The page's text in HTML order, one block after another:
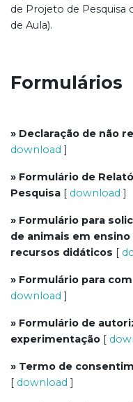
de Projeto de Pesquisa
de Aula).
Formulários
» Declaração de não
download ]
» Formulário de
Pesquisa [ download ]
» Formulário para
de animais em
recursos didáticos [
» Formulário para
download ]
» Formulário de
experimentação [
» Termo de
[ download ]